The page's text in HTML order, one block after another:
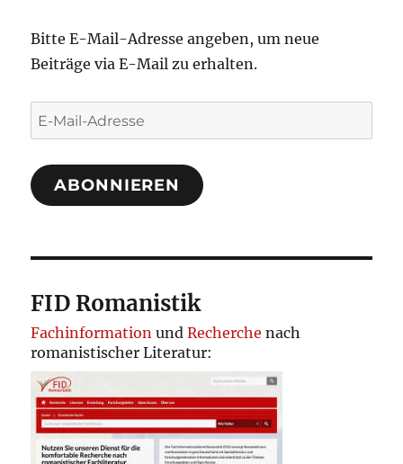
Bitte E-Mail-Adresse angeben, um neue
Beiträge via E-Mail zu erhalten.
E-
Mail-
Adresse
ABONNIEREN
FID Romanistik
Fachinformation undRecherche nach
romanistischer Literatur: